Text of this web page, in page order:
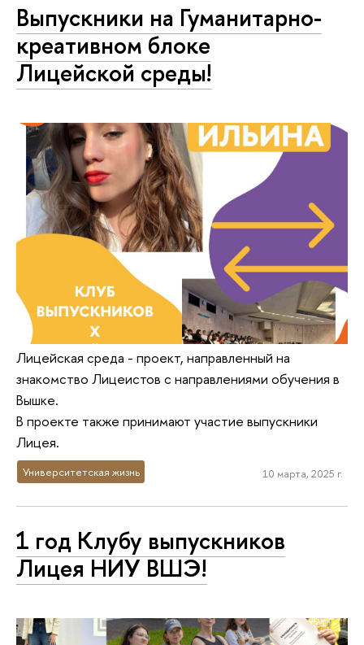
Выпускники на Гуманитарно-
креативном блоке
Лицейской среды!
Лицейская среда - проект, направленный на
знакомство Лицеистов с направлениями обучения в
Вышке.
В проекте также принимают участие выпускники
Лицея.
Университетская жизнь 10 марта, 2025 г.
1 год Клубу выпускников
Лицея НИУ ВШЭ!